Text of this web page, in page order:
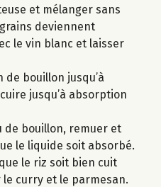
et mélanger sans
grains deviennent
le vin blanc et laisser
bouillon jusqu’à
jusqu’à absorption
de bouillon, remuer et
le liquide soit absorbé.
le riz soit bien cuit
curry et le parmesan.